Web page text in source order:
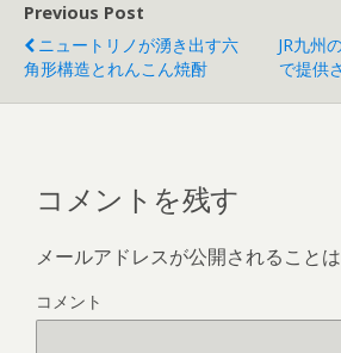
Previous Post
ニュートリノが湧き出す六
角形構造とれんこん焼酎
JR九州
で提供
コメントを残す
メールアドレスが公開されることは
コメント